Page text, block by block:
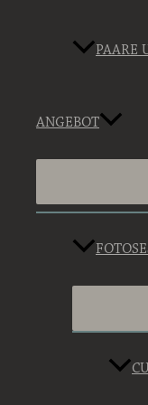
PAARE
ANGEBOT